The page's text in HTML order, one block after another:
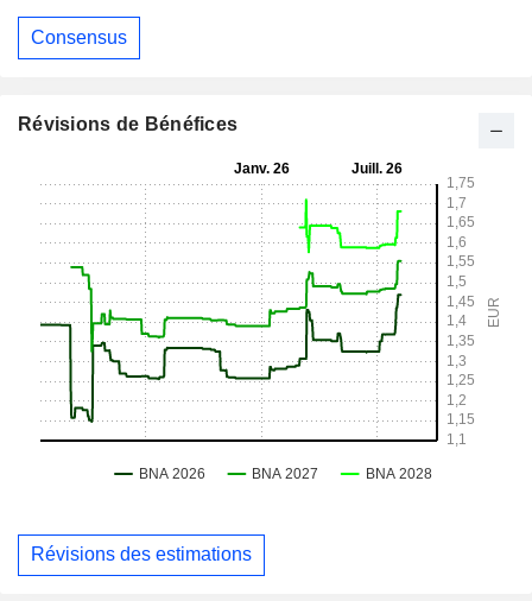
Consensus
Révisions de Bénéfices
Révisions des estimations